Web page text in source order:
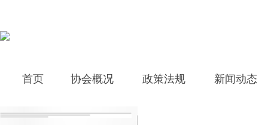
首页
首页
协会概况
协会概况
政策法规 新闻动态